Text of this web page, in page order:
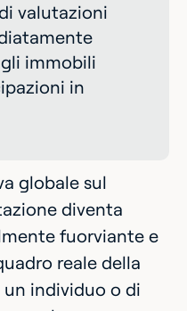
valutazioni
immobili
in
globale sul
diventa
fuorviante e
reale della
individuo o di